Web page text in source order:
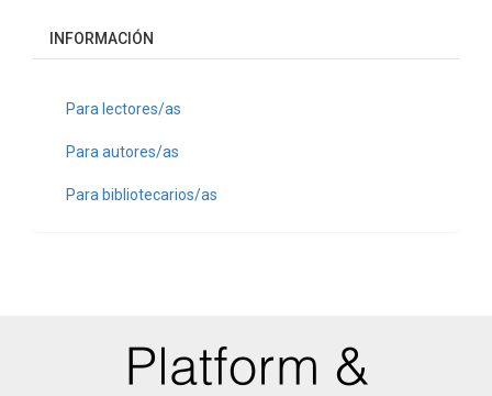
INFORMACIÓN
Para lectores/as
Para autores/as
Para bibliotecarios/as